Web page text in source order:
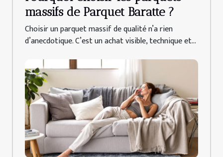
massifs de Parquet Baratte ?
Choisir un parquet massif de qualité n’a rien
d’anecdotique. C’est un achat visible, technique et...